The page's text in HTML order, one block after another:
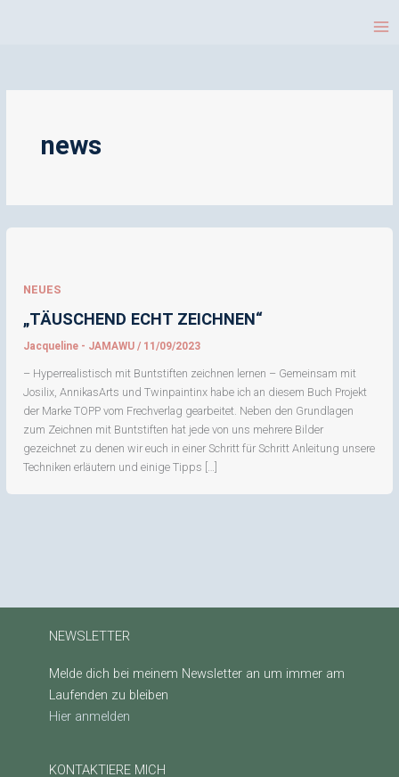
news
NEUES
„TÄUSCHEND ECHT ZEICHNEN“
Jacqueline - JAMAWU/ 11/09/2023
– Hyperrealistisch mit Buntstiften zeichnen lernen – Gemeinsam mit
Josilix, AnnikasArts und Twinpaintinx habe ich an diesem Buch Projekt
der Marke TOPP vom Frechverlag gearbeitet. Neben den Grundlagen
zum Zeichnen mit Buntstiften hat jede von uns mehrere Bilder
gezeichnet zu denen wir euch in einer Schritt für Schritt Anleitung unsere
Techniken erläutern und einige Tipps […]
NEWSLETTER
Melde dich bei meinem Newsletter an um immer am
Laufenden zu bleiben
Hier anmelden
KONTAKTIERE MICH